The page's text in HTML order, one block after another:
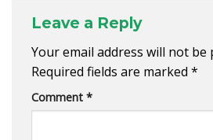
Leave a Reply
Your email address will not be
Required fields are marked *
Comment *